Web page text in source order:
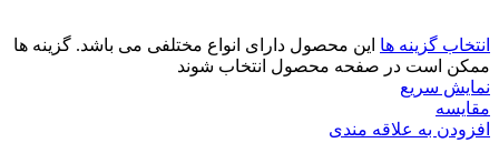
انتخاب گزینه ها این محصول دارای انواع مختلفی می باشد. گزینه ها
ممکن است در صفحه محصول انتخاب شوند
نمایش سریع
مقايسه
افزودن به علاقه مندی